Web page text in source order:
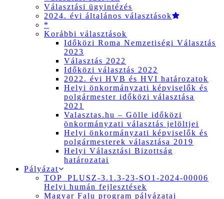
Választási ügyintézés
2024. évi általános választások
*
Korábbi választások
Időközi Roma Nemzetiségi Választás
2023
Választás 2022
Időközi választás 2022
2022. évi HVB és HVI határozatok
Helyi önkormányzati képviselők és
polgármester időközi választása
2021
Valasztas.hu – Gölle időközi
önkormányzati választás jelöltjei
Helyi önkormányzati képviselők és
polgármesterek választása 2019
Helyi Választási Bizottság
határozatai
Pályázat
TOP_PLUSZ-3.1.3-23-SO1-2024-00006
Helyi humán fejlesztések
Magyar Falu program pályázatai